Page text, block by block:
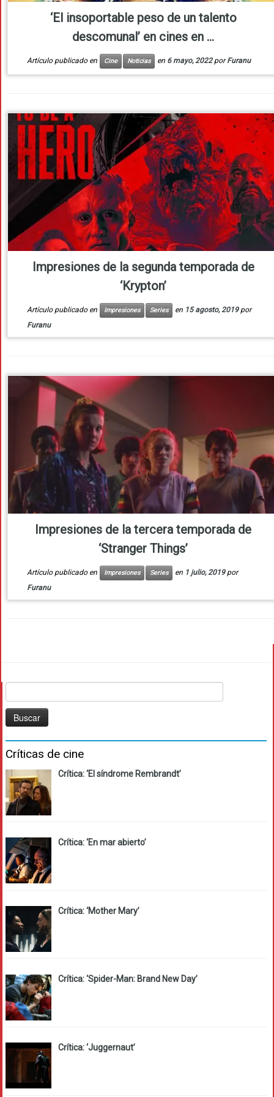
‘El insoportable peso de un talento
descomunal’ en cines en ...
Artículo publicado en Cine Noticias en 6 mayo, 2022 porFuranu
Impresiones de la segunda temporada de
‘Krypton’
Artículo publicado en Impresiones Series en 15 agosto, 2019 por
Furanu
Impresiones de la tercera temporada de
‘Stranger Things’
Artículo publicado en Impresiones Series en 1 julio, 2019 por
Furanu
Críticas de cine
Crítica: ‘El síndrome Rembrandt’
Crítica: ‘En mar abierto’
Crítica: ‘Mother Mary’
Crítica: ‘Spider-Man: Brand New Day’
Crítica: ‘Juggernaut’